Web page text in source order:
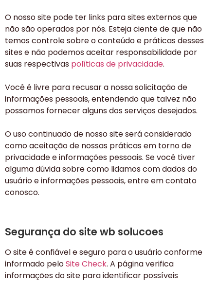
O nosso site pode ter links para sites externos que
não são operados por nós. Esteja ciente de que não
temos controle sobre o conteúdo e práticas desses
sites e não podemos aceitar responsabilidade por
suas respectivas políticas de privacidade.
Você é livre para recusar a nossa solicitação de
informações pessoais, entendendo que talvez não
possamos fornecer alguns dos serviços desejados.
O uso continuado de nosso site será considerado
como aceitação de nossas práticas em torno de
privacidade e informações pessoais. Se você tiver
alguma dúvida sobre como lidamos com dados do
usuário e informações pessoais, entre em contato
conosco.
Segurança do site wb solucoes
O site é confiável e seguro para o usuário conforme
informado peloSite Check. A página verifica
informações do site para identificar possíveis